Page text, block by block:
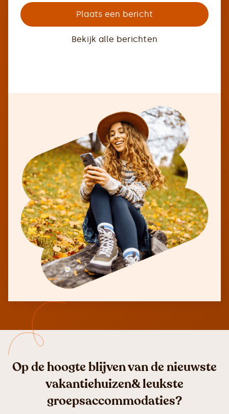
Plaats een bericht
Bekijk alle berichten
Op de hoogte blijven van de nieuwste
vakantiehuizen& leukste
groepsaccommodaties?